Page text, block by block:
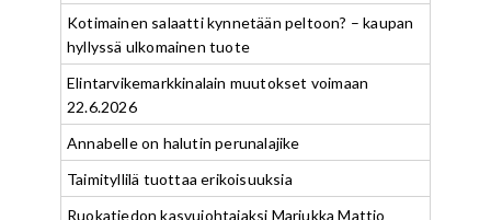
Kotimainen salaatti kynnetään peltoon? – kaupan
hyllyssä ulkomainen tuote
Elintarvikemarkkinalain muutokset voimaan
22.6.2026
Annabelle on halutin perunalajike
Taimityllilä tuottaa erikoisuuksia
Ruokatiedon kasvujohtajaksi Marjukka Mattio